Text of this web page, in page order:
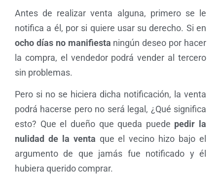
Antes de realizar venta alguna, primero se le
notifica a él, por si quiere usar su derecho. Si en
ocho días no manifiesta ningún deseo por hacer
la compra, el vendedor podrá vender al tercero
sin problemas.
Pero si no se hiciera dicha notificación, la venta
podrá hacerse pero no será legal, ¿Qué significa
esto? Que el dueño que queda puede pedir la
nulidad de la venta que el vecino hizo bajo el
argumento de que jamás fue notificado y él
hubiera querido comprar.